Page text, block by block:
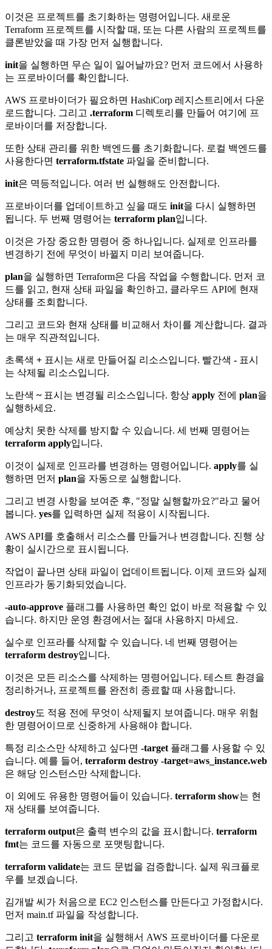
이것은 프로젝트를 초기화하는 명령어입니다. 새로운
Terraform 프로젝트를 시작할 때, 또는 다른 사람의 프로젝트를
클론받았을 때 가장 먼저 실행합니다.
init을 실행하면 무슨 일이 일어날까요? 먼저 코드에서 사용하
는 프로바이더를 확인합니다.
AWS 프로바이더가 필요하면 HashiCorp 레지스트리에서 다운
로드합니다. 그리고 .terraform 디렉토리를 만들어 여기에 프
로바이더를 저장합니다.
또한 상태 관리를 위한 백엔드를 초기화합니다. 로컬 백엔드를
사용한다면 terraform.tfstate 파일을 준비합니다.
init은 멱등적입니다. 여러 번 실행해도 안전합니다.
프로바이더를 업데이트하고 싶을 때도 init을 다시 실행하면
됩니다. 두 번째 명령어는 terraform plan입니다.
이것은 가장 중요한 명령어 중 하나입니다. 실제로 인프라를
변경하기 전에 무엇이 바뀔지 미리 보여줍니다.
plan을 실행하면 Terraform은 다음 작업을 수행합니다. 먼저 코
드를 읽고, 현재 상태 파일을 확인하고, 클라우드 API에 현재
상태를 조회합니다.
그리고 코드와 현재 상태를 비교해서 차이를 계산합니다. 결과
는 매우 직관적입니다.
초록색 + 표시는 새로 만들어질 리소스입니다. 빨간색 - 표시
는 삭제될 리소스입니다.
노란색 ~표시는 변경될 리소스입니다. 항상 apply 전에 plan을
실행하세요.
예상치 못한 삭제를 방지할 수 있습니다. 세 번째 명령어는
terraform apply입니다.
이것이 실제로 인프라를 변경하는 명령어입니다. apply를 실
행하면 먼저 plan을 자동으로 실행합니다.
그리고 변경 사항을 보여준 후, "정말 실행할까요?"라고 물어
봅니다. yes를 입력하면 실제 적용이 시작됩니다.
AWS API를 호출해서 리소스를 만들거나 변경합니다. 진행 상
황이 실시간으로 표시됩니다.
작업이 끝나면 상태 파일이 업데이트됩니다. 이제 코드와 실제
인프라가 동기화되었습니다.
-auto-approve 플래그를 사용하면 확인 없이 바로 적용할 수 있
습니다. 하지만 운영 환경에서는 절대 사용하지 마세요.
실수로 인프라를 삭제할 수 있습니다. 네 번째 명령어는
terraform destroy입니다.
이것은 모든 리소스를 삭제하는 명령어입니다. 테스트 환경을
정리하거나, 프로젝트를 완전히 종료할 때 사용합니다.
destroy도 적용 전에 무엇이 삭제될지 보여줍니다. 매우 위험
한 명령어이므로 신중하게 사용해야 합니다.
특정 리소스만 삭제하고 싶다면 -target 플래그를 사용할 수 있
습니다. 예를 들어, terraform destroy -target=aws_instance.web
은 해당 인스턴스만 삭제합니다.
이 외에도 유용한 명령어들이 있습니다. terraform show는 현
재 상태를 보여줍니다.
terraform output은 출력 변수의 값을 표시합니다. terraform
fmt는 코드를 자동으로 포맷팅합니다.
terraform validate는 코드 문법을 검증합니다. 실제 워크플로
우를 보겠습니다.
김개발 씨가 처음으로 EC2 인스턴스를 만든다고 가정합시다.
먼저 main.tf 파일을 작성합니다.
그리고 terraform init을 실행해서 AWS 프로바이더를 다운로